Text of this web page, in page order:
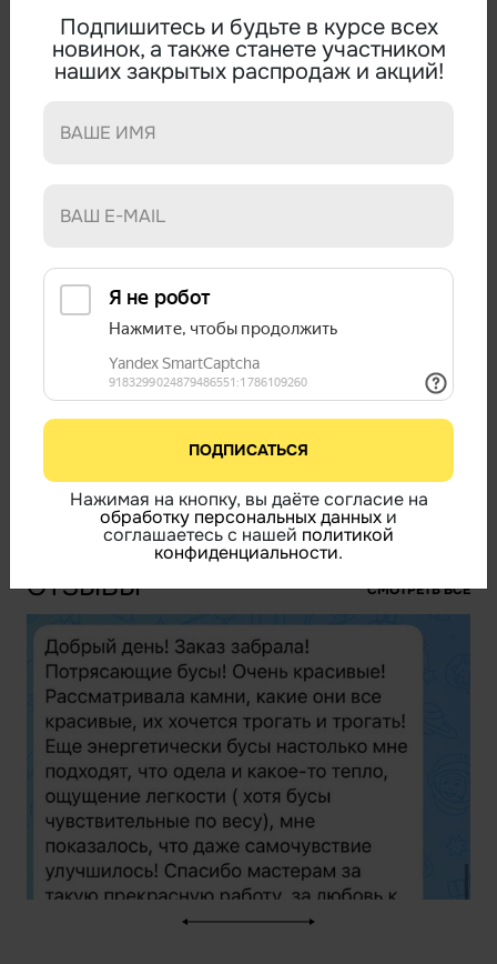
ДЛИННЫЕ БУСЫ ИЗ ЖЕМЧУГА
K0294W
БУСЫ:жемчуг премиум.
ЦВЕТ:Белый
НАМЕКНУТЬ О ПОДАРКЕ
147 000
В НАЛИЧИИ
Бесплатная доставка по России
Мск и СПб в течение 24-48 часов
Подробнее
В КОРЗИНУ
КУПИТЬ В ОДИН КЛИК
ОТЗЫВЫ СМОТРЕТЬ ВСЕ
Подпишитесь и будьте в курсе всех
новинок, а также станете участником
наших закрытых распродаж и акций!
ПОДПИСАТЬСЯ
Нажимая на кнопку, вы даёте согласие на
обработку персональных данных и
соглашаетесь с нашей политикой
конфиденциальности.